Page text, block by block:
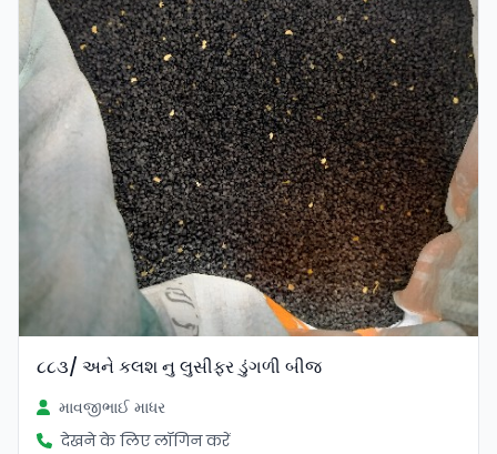
૮૮૩/ અને કલશ નુ લુસીફર ડુંગળી બીજ
માવજીભાઈ માધર
देखने के लिए लॉगिन करें